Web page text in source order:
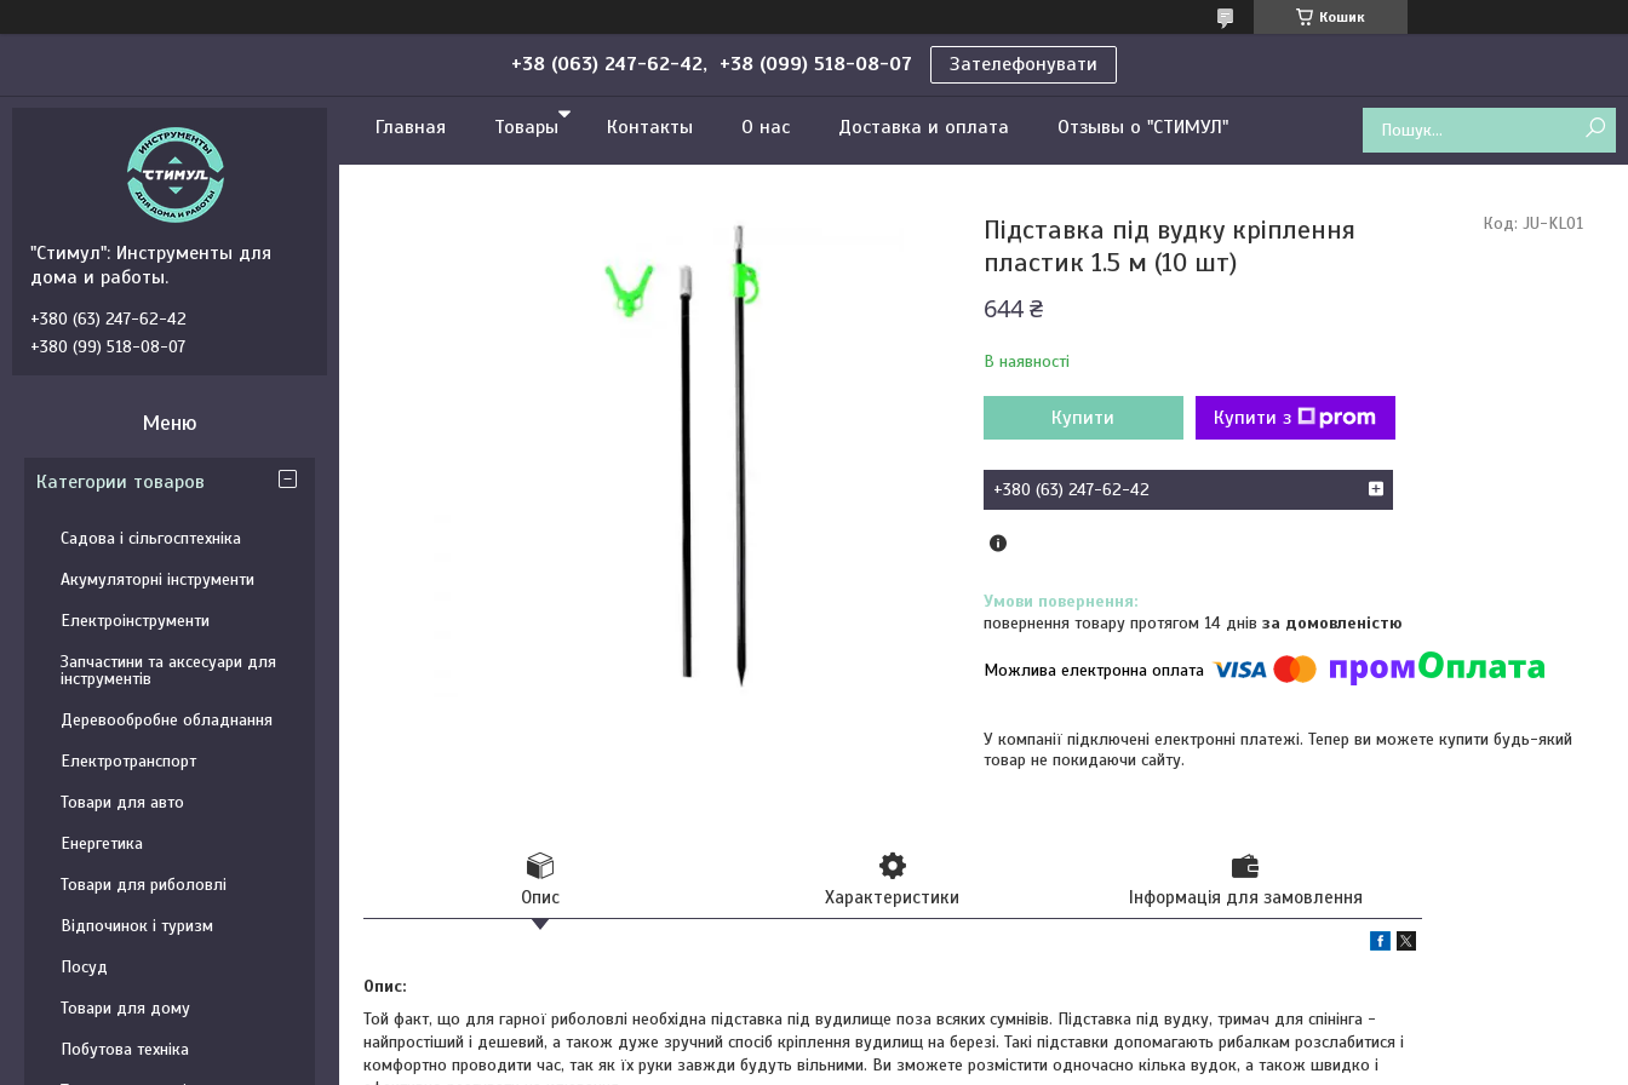
Кошик
+38 (063) 247-62-42, +38 (099) 518-08-07 Зателефонувати
Главная Товары Контакты О нас Доставка и оплата Отзывы о "СТИМУЛ"
Підставка під вудку кріплення
пластик 1.5 м (10 шт)
644 ₴
В наявності
Код: JU-KL01
Купити Купити з
+380 (63) 247-62-42
повернення товару протягом 14 днів за домовленістю
У компанії підключені електронні платежі. Тепер ви можете купити будь-який
товар не покидаючи сайту.
Опис Характеристики Інформація для замовлення
Опис:
Той факт, що для гарної риболовлі необхідна підставка під вудилище поза всяких сумнівів. Підставка під вудку, тримач для спінінга -
найпростіший і дешевий, а також дуже зручний спосіб кріплення вудилищ на березі. Такі підставки допомагають рибалкам розслабитися і
комфортно проводити час, так як їх руки завжди будуть вільними. Ви зможете розмістити одночасно кілька вудок, а також швидко і
"Стимул": Инструменты для
дома и работы.
+380 (63) 247-62-42
+380 (99) 518-08-07
Категории товаров
Садова і сільгосптехніка
Акумуляторні інструменти
Електроінструменти
Запчастини та аксесуари для
інструментів
Деревообробне обладнання
Електротранспорт
Товари для авто
Енергетика
Товари для риболовлі
Відпочинок і туризм
Посуд
Товари для дому
Побутова техніка